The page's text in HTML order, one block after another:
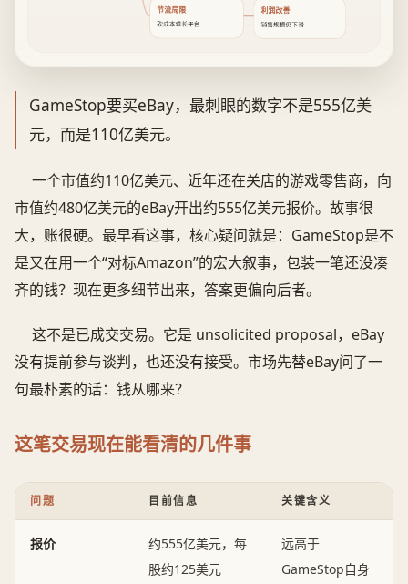
节流局限
砍成本难长平台
利润改善
销售规模仍下滑
GameStop要买eBay，最刺眼的数字不是555亿美
元，而是110亿美元。
一个市值约110亿美元、近年还在关店的游戏零售商，向
市值约480亿美元的eBay开出约555亿美元报价。故事很
大，账很硬。最早看这事，核心疑问就是：GameStop是不
是又在用一个“对标Amazon”的宏大叙事，包装一笔还没凑
齐的钱？现在更多细节出来，答案更偏向后者。
这不是已成交交易。它是 unsolicited proposal，eBay
没有提前参与谈判，也还没有接受。市场先替eBay问了一
句最朴素的话：钱从哪来？
这笔交易现在能看清的几件事
问题 目前信息 关键含义
报价
约555亿美元，每
股约125美元
远高于
GameStop自身